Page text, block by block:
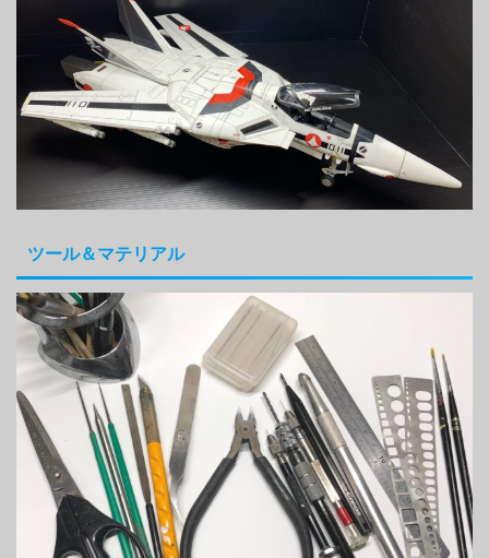
ツール＆マテリアル